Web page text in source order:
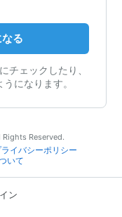
る
チェックしたり、
になります。
Reserved.
ライバシーポリシー
いて
ン